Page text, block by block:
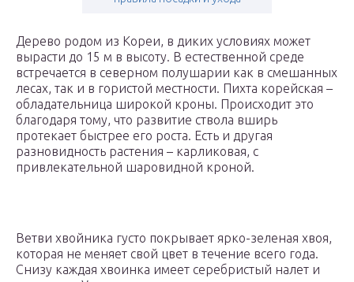
Дерево родом из Кореи, в диких условиях может
вырасти до 15 м в высоту. В естественной среде
встречается в северном полушарии как в смешанных
лесах, так и в гористой местности. Пихта корейская –
обладательница широкой кроны. Происходит это
благодаря тому, что развитие ствола вширь
протекает быстрее его роста. Есть и другая
разновидность растения – карликовая, с
привлекательной шаровидной кроной.
Ветви хвойника густо покрывает ярко-зеленая хвоя,
которая не меняет свой цвет в течение всего года.
Снизу каждая хвоинка имеет серебристый налет и